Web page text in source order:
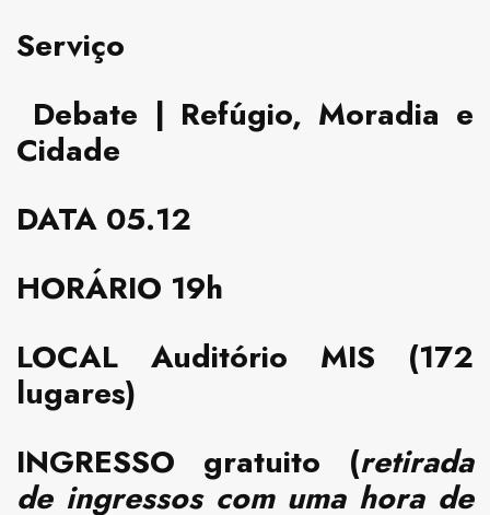
Serviço
Debate | Refúgio, Moradia e
Cidade
DATA 05.12
HORÁRIO 19h
LOCAL Auditório MIS (172
lugares)
INGRESSO gratuito (retirada
de ingressos com uma hora de